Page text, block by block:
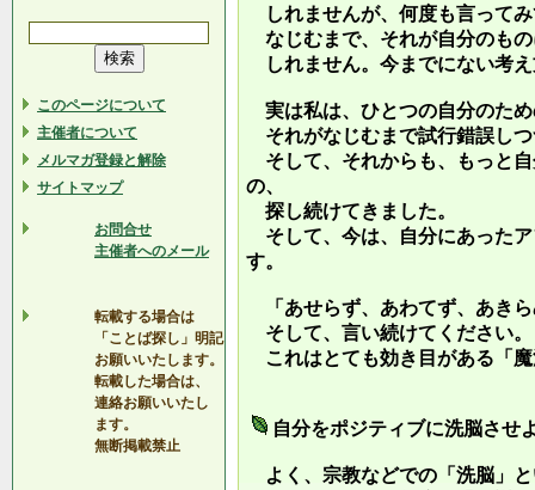
このページについて
主催者について
メルマガ登録と解除
サイトマップ
お問合せ
主催者へのメール
転載する場合は
「ことば探し」明記
お願いいたします。
転載した場合は、
連絡お願いいたし
ます。
無断掲載禁止
しれませんが、何度も言って
なじむまで、それが自分のも
しれません。今までにない考
実は私は、ひとつの自分のた
それがなじむまで試行錯誤し
そして、それからも、もっと
の、
探し続けてきました。
そして、今は、自分にあった
す。
「あせらず、あわてず、あき
そして、言い続けてください。
これはとても効き目がある「
自分をポジティブに洗脳させ
よく、宗教などでの「洗脳」